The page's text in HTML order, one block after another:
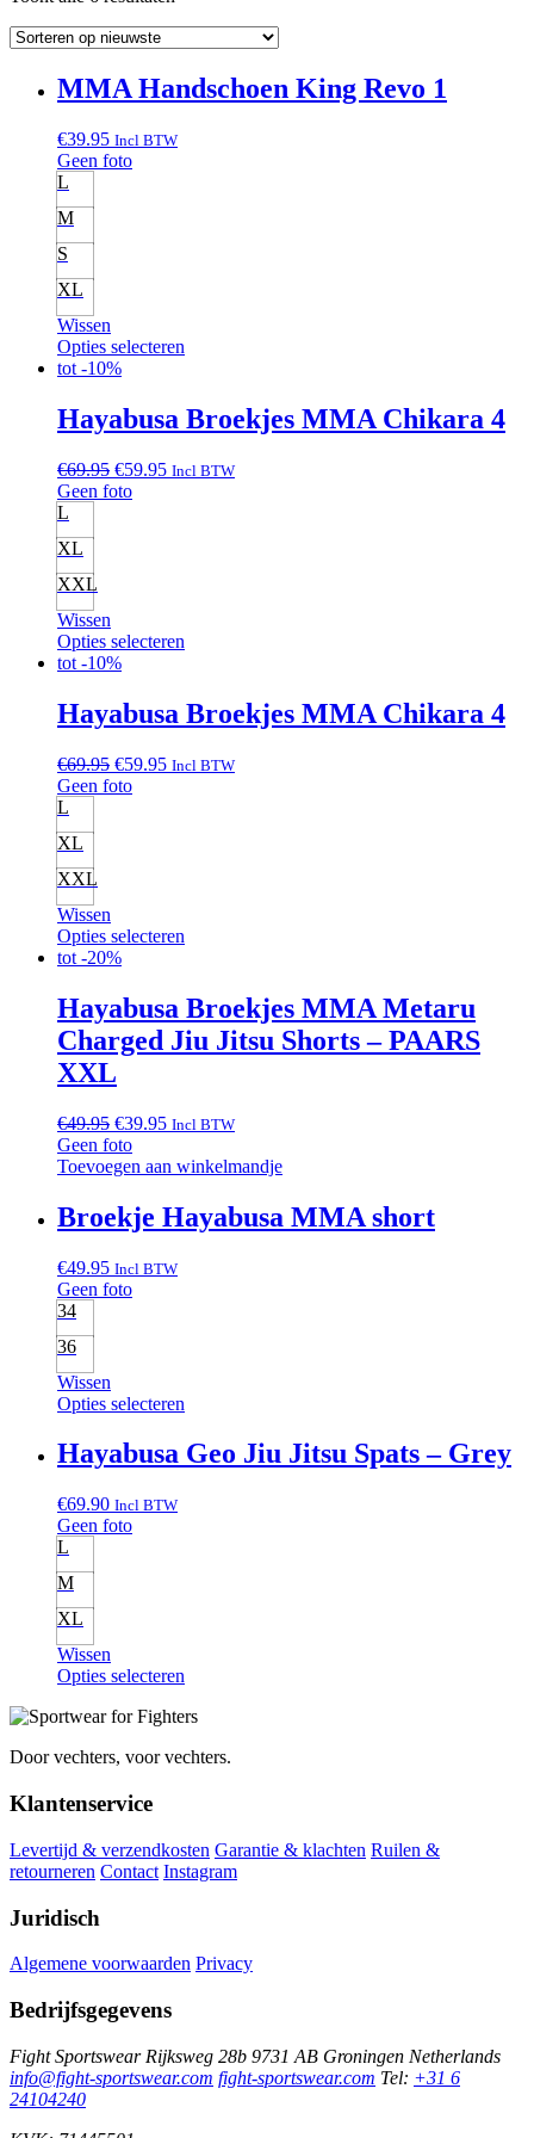
MMA Handschoen King Revo 1
€39.95 Incl BTW
Geen foto
L
M
S
XL
Wissen
Opties selecteren
tot -10%
Hayabusa Broekjes MMA Chikara 4
€69.95 Oorspronkelijke
prijs
€59.95Huidige
Incl BTW
Geen foto
L
XL
XXL
Wissen
Opties selecteren
tot -10%
Hayabusa Broekjes MMA Chikara 4
€69.95 Oorspronkelijke
prijs
€59.95Huidige
Incl BTW
Geen foto
L
XL
XXL
Wissen
Opties selecteren
tot -20%
Hayabusa Broekjes MMA Metaru
Charged Jiu Jitsu Shorts – PAARS
XXL
€49.95 Oorspronkelijke
prijs
was:
€39.95Huidige
is:
Incl BTW
Geen foto
Toevoegen aan winkelmandje
Broekje Hayabusa MMA short
€49.95 Incl BTW
Geen foto
34
36
Wissen
Opties selecteren
Hayabusa Geo Jiu Jitsu Spats – Grey
€69.90 Incl BTW
Geen foto
L
M
XL
Wissen
Opties selecteren
Door vechters, voor vechters.
Klantenservice
Levertijd & verzendkosten Garantie & klachten Ruilen &
retourneren Contact Instagram
Juridisch
Algemene voorwaarden Privacy
Bedrijfsgegevens
Fight Sportswear Rijksweg 28b 9731 AB Groningen Netherlands
info@fight-sportswear.com fight-sportswear.com Tel: +31 6
24104240